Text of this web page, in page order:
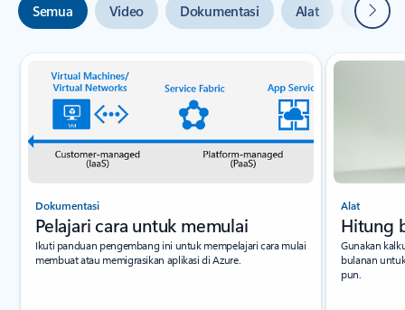
Semua Video Dokumentasi Alat
Slide {0} {1} indikator
Dokumentasi
Pelajari cara untuk memulai
Ikuti panduan pengembang ini untuk mempelajari cara mulai
membuat atau memigrasikan aplikasi di Azure.
Alat
Hitung
Gunakan
bulanan
pun.